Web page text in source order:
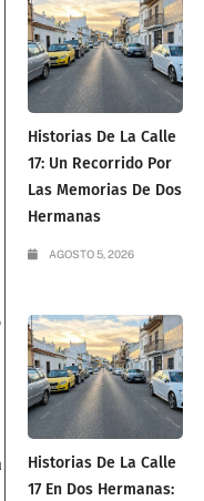
Historias De La Calle
17: Un Recorrido Por
Las Memorias De Dos
Hermanas
AGOSTO 5, 2026
Historias De La Calle
17 En Dos Hermanas: